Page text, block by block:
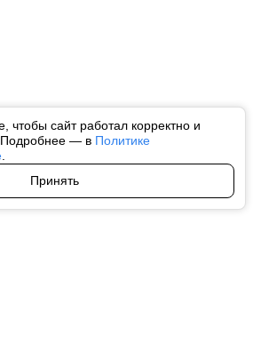
чтобы сайт работал корректно и
Подробнее — в Политике
Принять